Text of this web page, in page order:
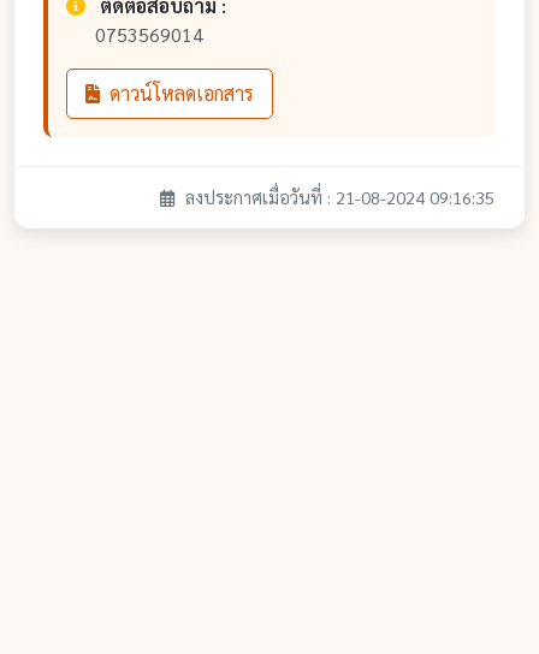
ติดต่อสอบถาม :
0753569014
ดาวน์โหลดเอกสาร
ลงประกาศเมื่อวันที่ : 21-08-2024 09:16:35